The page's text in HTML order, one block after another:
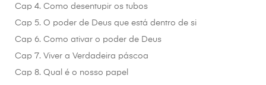
Cap 4. Como desentupir os tubos
Cap 5. O poder de Deus que está dentro de si
Cap 6. Como ativar o poder de Deus
Cap 7. Viver a Verdadeira páscoa
Cap 8. Qual é o nosso papel